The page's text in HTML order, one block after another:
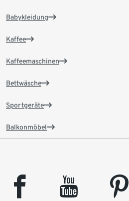
Babykleidung
Kaffee
Kaffeemaschinen
Bettwäsche
Sportgeräte
Balkonmöbel
facebook youtube pinterest